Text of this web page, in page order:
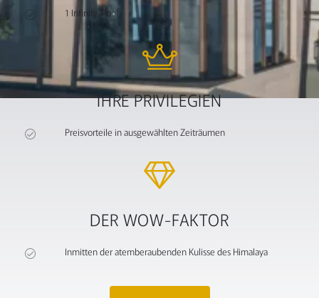
1 Infinity-Pool
IHRE PRIVILEGIEN
Preisvorteile in ausgewählten Zeiträumen
DER WOW-FAKTOR
Inmitten der atemberaubenden Kulisse des Himalaya